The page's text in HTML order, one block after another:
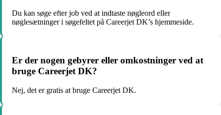
Du kan søge efter job ved at indtaste nøgleord eller
nøglesætninger i søgefeltet på Careerjet DK’s hjemmeside.
Er der nogen gebyrer eller omkostninger ved at
bruge Careerjet DK?
Nej, det er gratis at bruge Careerjet DK.